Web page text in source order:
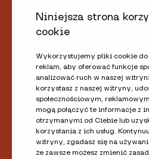
Niniejsza strona
cookie
Wykorzystujemy pliki cookie
reklam, aby oferować funkcje
analizować ruch w naszej
korzystasz z naszej witryny,
społecznościowym,
mogą połączyć te informacje z
otrzymanymi od Ciebie lub
korzystania z ich usług.
witryny, zgadasz się na
że zawsze możesz zmienić